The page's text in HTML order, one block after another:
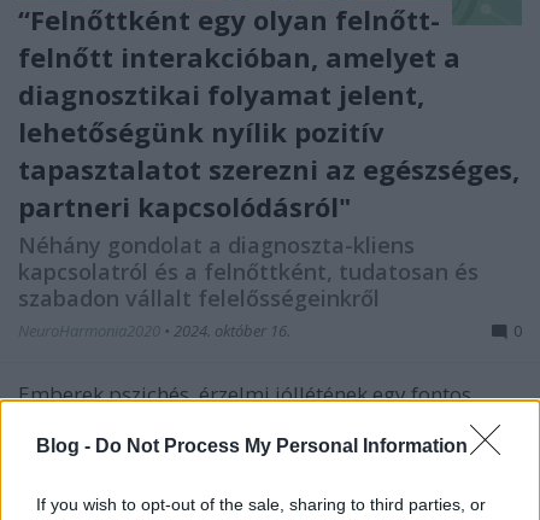
Blog - Do Not Process My Personal Information
If you wish to opt-out of the sale, sharing to third parties, or
“Felnőttként egy olyan felnőtt-
felnőtt interakcióban, amelyet a
diagnosztikai folyamat jelent,
lehetőségünk nyílik pozitív
tapasztalatot szerezni az egészséges,
partneri kapcsolódásról"
Néhány gondolat a diagnoszta-kliens
kapcsolatról és a felnőttként, tudatosan és
szabadon vállalt felelősségeinkről
NeuroHarmonia2020 • 2024. október 16. 0
Emberek pszichés, érzelmi jóllétének egy fontos
Olyan feladat, küldetés, ügy - kinek-kinek hogyan
a szabályok, az etikai kódex, a pontosság, az